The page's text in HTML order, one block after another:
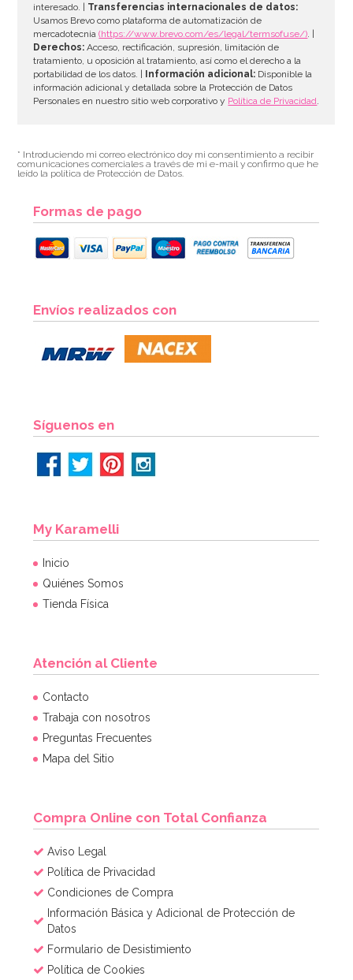
AÑADIR
64,95€ 54,55€
Juego de 25 Pajitas Azul Vintage
AÑADIR
interesado. | Transferencias internacionales de datos:
Usamos Brevo como plataforma de automatización de
mercadotecnia(https://www.brevo.com/es/legal/termsofuse/). |
Derechos: Acceso, rectificación, supresión, limitación de
tratamiento, u oposición al tratamiento, así como el derecho a la
portabilidad de los datos. |
Información adicional: Disponible la
información adicional y detallada sobre la Protección de Datos
Personales en nuestro sitio web corporativo y Política de Privacidad.
* Introduciendo mi correo electrónico doy mi consentimiento a recibir
comunicaciones comerciales a través de mi e-mail y confirmo que he
leído la política de Protección de Datos.
Formas de pago
Envíos realizados con
Síguenos en
My Karamelli
Inicio
Quiénes Somos
Tienda Física
Atención al Cliente
Contacto
Trabaja con nosotros
Preguntas Frecuentes
Mapa del Sitio
Compra Online con Total Confianza
Aviso Legal
Política de Privacidad
Condiciones de Compra
Información Básica y Adicional de Protección de
Datos
Formulario de Desistimiento
Política de Cookies